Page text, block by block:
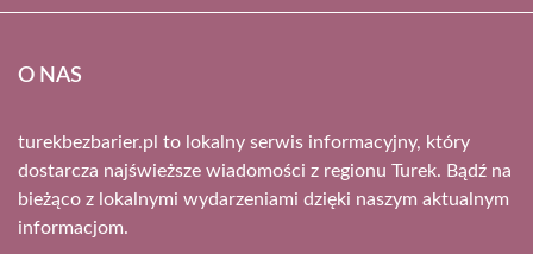
O NAS
turekbezbarier.pl to lokalny serwis informacyjny, który
dostarcza najświeższe wiadomości z regionu Turek. Bądź na
bieżąco z lokalnymi wydarzeniami dzięki naszym aktualnym
informacjom.